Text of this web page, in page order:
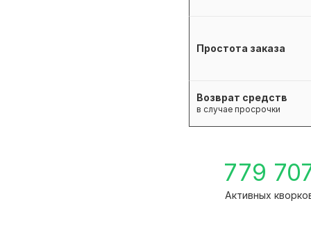
Простота заказа
Возврат средств
в случае просрочки
779
Активных